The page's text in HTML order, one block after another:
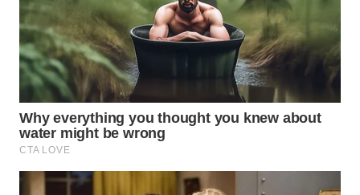
LISTRIK
WAHANA
TRAVEL
WAHANA
TV